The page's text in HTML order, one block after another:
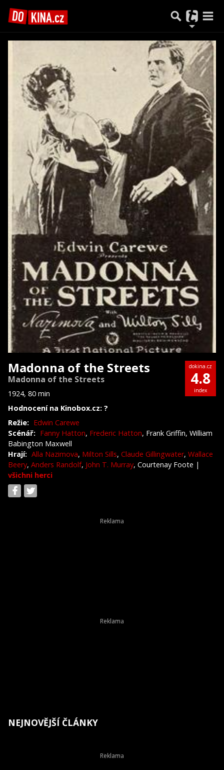
Madonna of the Streets
Madonna of the Streets
1924, 80 min
Hodnocení na Kinobox.cz: ?
dokina.cz
4.8
index
Režie: Edwin Carewe
Scénář: Fanny Hatton, Frederic Hatton, Frank Griffin, William
Babington Maxwell
Hrají: Alla Nazimova, Milton Sills, Claude Gillingwater, Wallace
Beery, Anders Randolf, John T. Murray, Courtenay Foote |
všichni herci
NEJNOVĚJŠÍ ČLÁNKY